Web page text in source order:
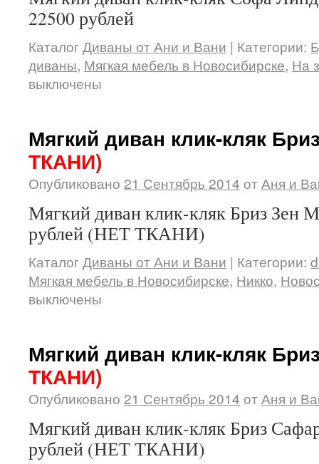
22500 рублей
КаталогДиваны от Ани и Вани | Категории:
диваны, Мягкая мебель в Новосибирске, На
выключены
Мягкий диван клик-кляк
ТКАНИ)
Опубликовано 21 Сентябрь 2014 отАня и
Мягкий диван клик-кляк Бриз Зен
рублей (НЕТ ТКАНИ)
КаталогДиваны от Ани и Вани | Категории:
Мягкая мебель в Новосибирске, Никко,
выключены
Мягкий диван клик-кляк
ТКАНИ)
Опубликовано 21 Сентябрь 2014 отАня и
Мягкий диван клик-кляк Бриз
рублей (НЕТ ТКАНИ)